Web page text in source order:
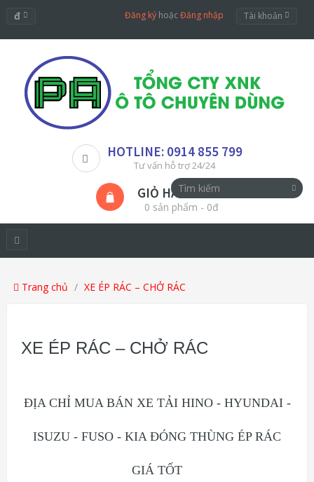
đ Đăng ký hoặcĐăng nhập Tài khoản
HOTLINE: 0914 855 799
Tư vấn hỗ trợ 24/24
GIỎ HÀNG
0 sản phẩm - 0đ
Trang chủ XE ÉP RÁC – CHỞ RÁC
XE ÉP RÁC – CHỞ RÁC
ĐỊA CHỈ MUA BÁN XE TẢI HINO - HYUNDAI -
ISUZU - FUSO - KIA ĐÓNG THÙNG ÉP RÁC
GIÁ TỐT